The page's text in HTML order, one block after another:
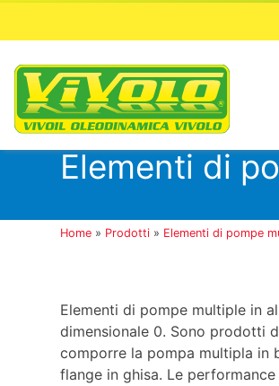
Passa
al
contenutoElementi di
Home » Prodotti » Elementi di pompe
Elementi di pompe multiple in
dimensionale 0. Sono prodotti
comporre la pompa multipla in
flange in ghisa. Le